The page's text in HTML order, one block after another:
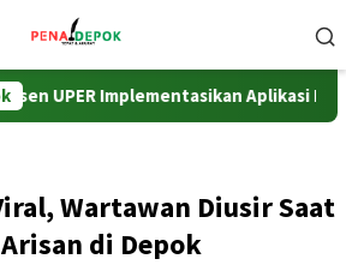
Implementasikan Aplikasi Netrash
Wartawan Diusir Saat
di Depok